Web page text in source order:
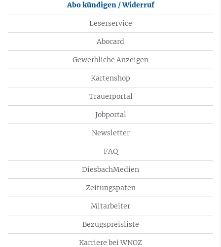
Abo kündigen / Widerruf
Leserservice
Abocard
Gewerbliche Anzeigen
Kartenshop
Trauerportal
Jobportal
Newsletter
FAQ
DiesbachMedien
Zeitungspaten
Mitarbeiter
Bezugspreisliste
Karriere bei WNOZ